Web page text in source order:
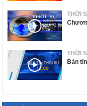
THỜI
THỜI
Bản